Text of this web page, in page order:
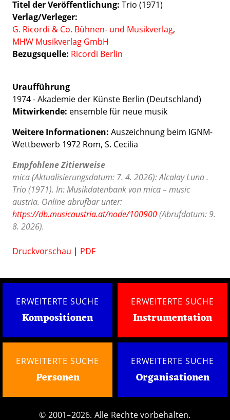
Titel der Veröffentlichung Trio (1971)
Verlag/Verleger
G. Ricordi & Co. Bühnen- und Musikverlag
MHW Musikverlag GmbH
Bezugsquelle: Ricordi Berlin
Uraufführung
1974 - Akademie der Künste Berlin (Deutschland)
Mitwirkende: ensemble für neue musik
Weitere Informationen: Auszeichnung beim IGNM-
Wettbewerb 1972 Rom, S. Cecilia
Empfohlene Zitierweise
mica (Aktualisierungsdatum: 7. 4. 2026): Alcalay Luna .
Trio (1971). In: Musikdatenbank von mica – music
austria. Online abrufbar unter:
https://db.musicaustria.at/node/100900(Abrufdatum: 9.
8. 2026).
Druckvorschau | PDF
ERWEITERTE SUCHE
Kompositionen
ERWEITERTE SUCHE
Instrumentation
ERWEITERTE SUCHE
Personen
ERWEITERTE SUCHE
Organisationen
© 2001–2026. Alle Rechte vorbehalten.